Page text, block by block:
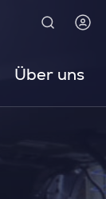
Über uns